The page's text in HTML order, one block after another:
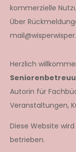
kommerzielle
Über
Herzlich
Autorin für
Veranstaltungen,
Diese Website
betrieben.